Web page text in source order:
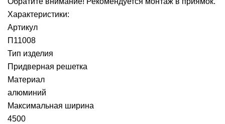
Характеристики:
Артикул
П11008
Тип изделия
Придверная решетка
Материал
алюминий
Максимальная ширина
4500